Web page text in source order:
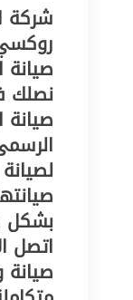
شركة
نصلك
بشكل
اتصل